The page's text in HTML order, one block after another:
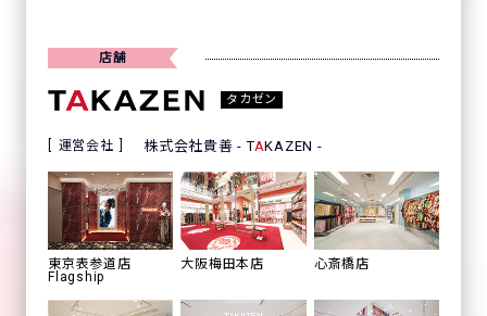
店舗
タカゼン
運営会社 株式会社貴善 - TAKAZEN -
東京表参道店
Flagship
大阪梅田本店 心斎橋店